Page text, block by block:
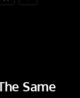
Same